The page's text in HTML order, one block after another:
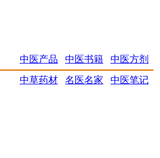
中医产品 中医书籍 中医方剂
中草药材 名医名家 中医笔记